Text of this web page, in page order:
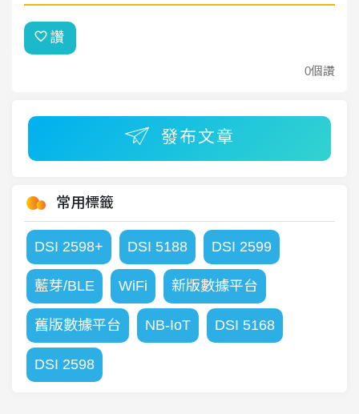
讚
0個讚
發布文章
常用標籤
DSI 2598+ DSI 5188 DSI 2599
藍芽/BLE WiFi 新版數據平台
舊版數據平台 NB-IoT DSI 5168
DSI 2598